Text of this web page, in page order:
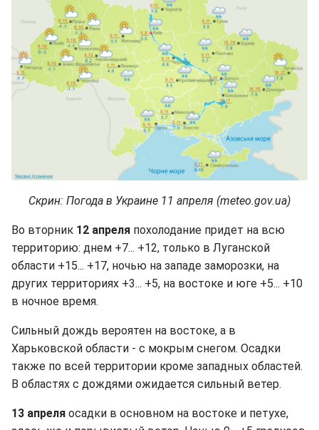
Скрин: Погода в Украине 11 апреля (meteo.gov.ua)
Во вторник 12 апреля похолодание придет на всю
территорию: днем +7... +12, только в Луганской
области +15... +17, ночью на западе заморозки, на
других территориях +3... +5, на востоке и юге +5... +10
в ночное время.
Сильный дождь вероятен на востоке, а в
Харьковской области - с мокрым снегом. Осадки
также по всей территории кроме западных областей.
В областях с дождями ожидается сильный ветер.
13 апреля осадки в основном на востоке и петухе,